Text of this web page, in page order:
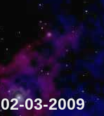
02-03-2009